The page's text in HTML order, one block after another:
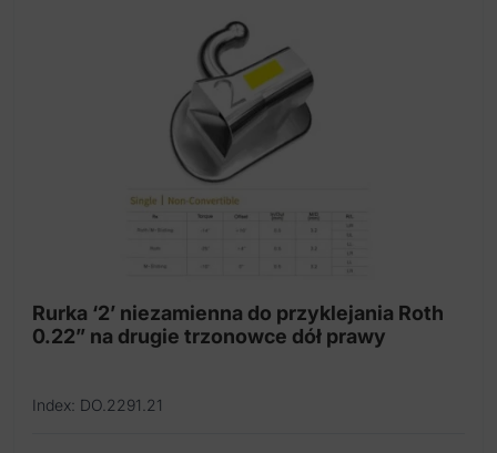
Rurka ‘2’ niezamienna do przyklejania Roth
0.22” na drugie trzonowce dół prawy
Index: DO.2291.21